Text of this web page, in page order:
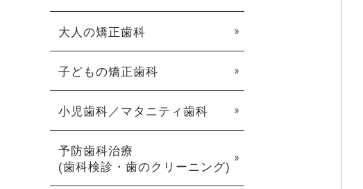
大人の矯正歯科
子どもの矯正歯科
小児歯科／マタニティ歯科
予防歯科治療
(歯科検診・歯のクリーニング)